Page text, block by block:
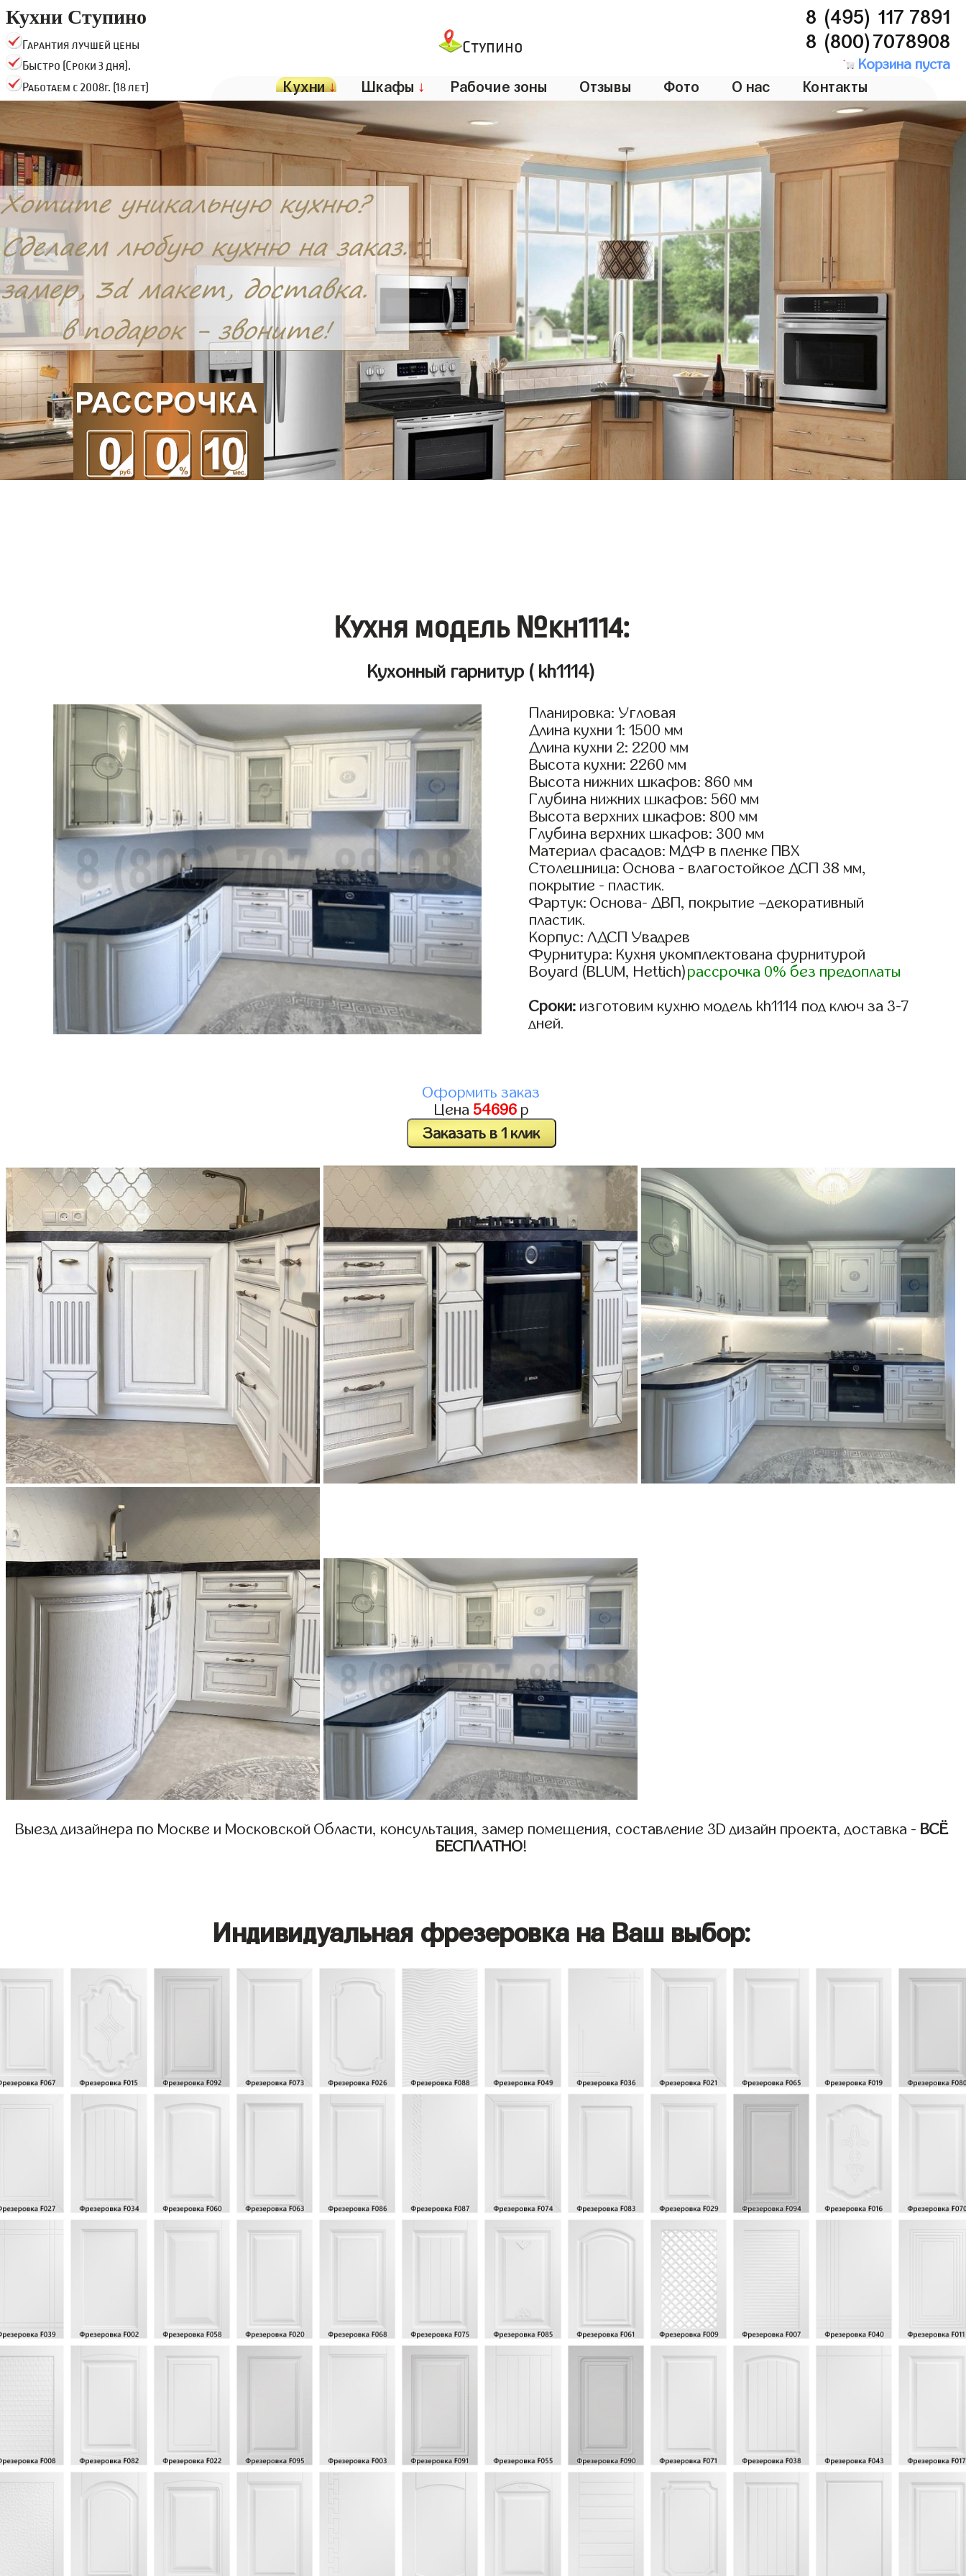
Кухни Ступино
Гарантия лучшей цены
Быстро (Сроки 3 дня).
Работаем с 2008г. (18 лет)
Ступино
8 (495) 117 7891
8 (800)7078908
Корзина пуста
Кухни↓ Шкафы ↓ Рабочие зоны Отзывы Фото О нас Контакты
Кухня модель №kh1114:
Кухонный гарнитур ( kh1114)
Планировка: Угловая
Длина кухни 1: 1500 мм
Длина кухни 2: 2200 мм
Высота кухни: 2260 мм
Высота нижних шкафов: 860 мм
Глубина нижних шкафов: 560 мм
Высота верхних шкафов: 800 мм
Глубина верхних шкафов: 300 мм
Материал фасадов: МДФ в пленке ПВХ
Столешница: Основа - влагостойкое ДСП 38 мм,
покрытие - пластик.
Фартук: Основа- ДВП, покрытие –декоративный
пластик.
Корпус: ЛДСП Увадрев
Фурнитура: Кухня укомплектована фурнитурой
Boyard (BLUM, Hettich)рассрочка 0% без предоплаты
Сроки: изготовим кухню модель kh1114 под ключ за 3-7
дней.
Оформить заказ
Цена 54696р
Заказать в 1 клик
Выезд дизайнера по Москве и Московской Области, консультация, замер помещения, составление 3D дизайн проекта, доставка - ВСЁ
БЕСПЛАТНО!
Индивидуальная фрезеровка на Ваш выбор: